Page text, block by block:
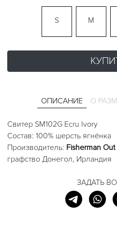
S M
ОПИСАНИЕ О
Свитер SM102G Ecru Ivory
Состав: 100% шерсть ягнёнка
Производитель: Fisherman
графство Донегол, Ирландия
ЗАДАТЬ